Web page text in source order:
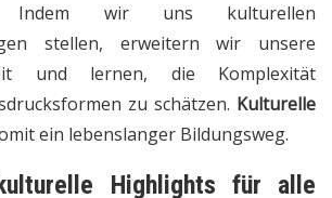
Indem wir uns kulturellen
stellen, erweitern wir unsere
und lernen, die Komplexität
zu schätzen. Kulturelle
ein lebenslanger Bildungsweg.
kulturelle Highlights für alle